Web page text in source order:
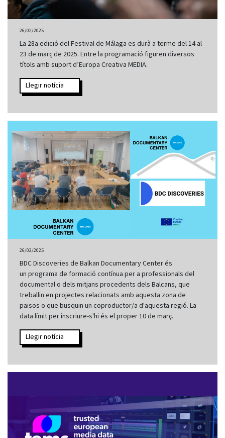
26/02/2025
La 28a edició del Festival de Málaga es durà a terme del 14 al
23 de març de 2025. Entre la programació figuren diversos
títols amb suport d’Europa Creativa MEDIA.
Llegir notícia
26/02/2025
BDC Discoveries de Balkan Documentary Center és
un programa de formació contínua per a professionals del
documental o dels mitjans procedents dels Balcans, que
treballin en projectes relacionats amb aquesta zona de
països o que busquin un coproductor/a d'aquesta regió. La
data límit per inscriure-s'hi és el proper 10 de març.
Llegir notícia